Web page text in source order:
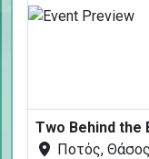
Ποτός, Θάσος